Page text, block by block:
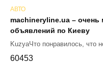
АВТО
machineryline.ua – очень
объявлений по Киеву
KuzyaЧто понравилось, что
60453